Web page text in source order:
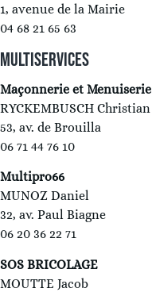
1, avenue de la Mairie
04 68 21 65 63
MULTISERVICES
Maçonnerie et Menuiserie
RYCKEMBUSCH Christian
53, av. de Brouilla
06 71 44 76 10
Multipro66
MUNOZ Daniel
32, av. Paul Biagne
06 20 36 22 71
SOS BRICOLAGE
MOUTTE Jacob